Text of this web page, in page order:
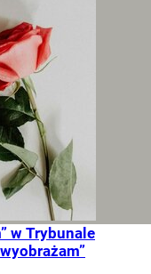
w Trybunale